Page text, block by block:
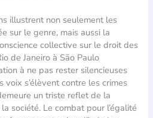
illustrent non seulement les
sur le genre, mais aussi la
collective sur le droit des
de Janeiro à São Paulo
à ne pas rester silencieuses
voix s’élèvent contre les crimes
un triste reflet de la
société. Le combat pour l’égalité